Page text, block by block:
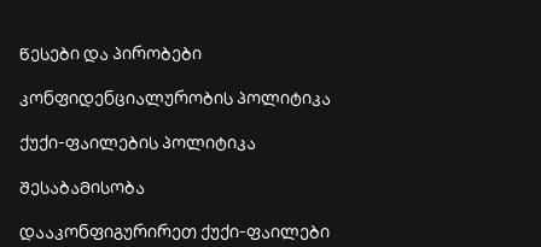
წესები და პირობები
კონფიდენციალურობის პოლიტიკა
ქუქი-ფაილების პოლიტიკა
შესაბამისობა
დააკონფიგურირეთ ქუქი-ფაილები